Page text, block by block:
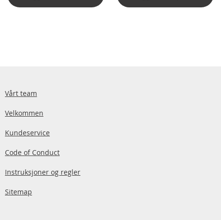
Vårt team
Velkommen
Kundeservice
Code of Conduct
Instruksjoner og regler
Sitemap